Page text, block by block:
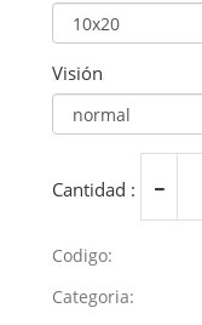
Visión
Cantidad :
Codigo:
Categoria: